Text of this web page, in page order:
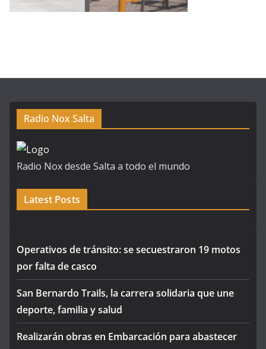
Radio Nox Salta
Radio Nox desde Salta a todo el mundo
Latest Posts
Operativos de tránsito: se secuestraron 19 motos
por falta de casco
San Bernardo Trails, la carrera solidaria que une
deporte, familia y salud
Realizarán obras en Embarcación para abastecer